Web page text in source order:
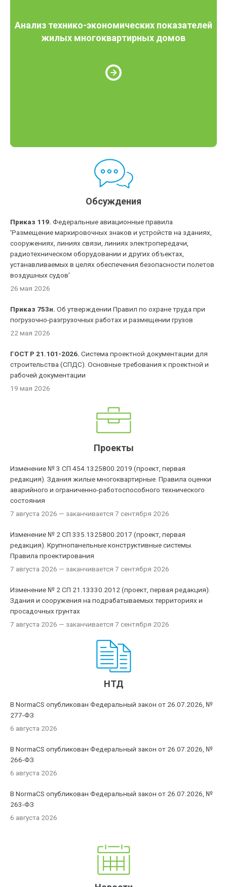
Анализ технико-экономических показателей
жилых многоквартирных домов
Обсуждения
Приказ 119. Федеральные авиационные правила
'Размещение маркировочных знаков и устройств на зданиях,
сооружениях, линиях связи, линиях электропередачи,
радиотехническом оборудовании и других объектах,
устанавливаемых в целях обеспечения безопасности полетов
воздушных судов'
26 мая 2026
Приказ 753н. Об утверждении Правил по охране труда при
погрузочно-разгрузочных работах и размещении грузов
22 мая 2026
ГОСТ Р 21.101-2026. Система проектной документации для
строительства (СПДС). Основные требования к проектной и
рабочей документации
19 мая 2026
Проекты
Изменение № 3 СП 454.1325800.2019 (проект, первая
редакция). Здания жилые многоквартирные. Правила оценки
аварийного и ограниченно-работоспособного технического
состояния
7 августа 2026 — заканчивается 7 сентября 2026
Изменение № 2 СП 335.1325800.2017 (проект, первая
редакция). Крупнопанельные конструктивные системы.
Правила проектирования
7 августа 2026 — заканчивается 7 сентября 2026
Изменение № 2 СП 21.13330.2012 (проект, первая редакция).
Здания и сооружения на подрабатываемых территориях и
просадочных грунтах
7 августа 2026 — заканчивается 7 сентября 2026
НТД
В NormaCS опубликован Федеральный закон от 26.07.2026, №
277-ФЗ
6 августа 2026
В NormaCS опубликован Федеральный закон от 26.07.2026, №
266-ФЗ
6 августа 2026
В NormaCS опубликован Федеральный закон от 26.07.2026, №
263-ФЗ
6 августа 2026